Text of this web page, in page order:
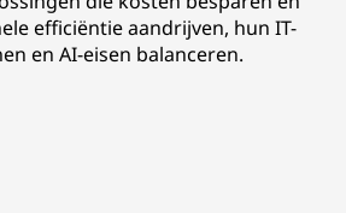
efficiëntie aandrijven, hun IT-
en AI-eisen balanceren.